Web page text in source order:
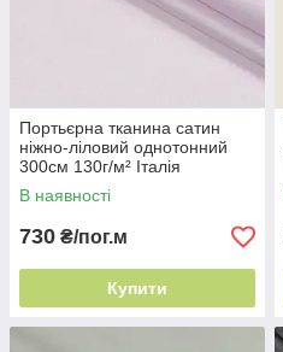
Портьєрна тканина сатин
ніжно-ліловий однотонний
300см 130г/м² Італія
струмлива тканина
В наявності
730 ₴/пог.м
Купити